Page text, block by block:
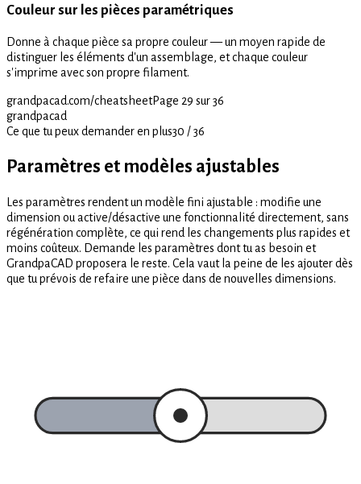
Couleur sur les pièces paramétriques
Donne à chaque pièce sa propre couleur — un moyen rapide de
distinguer les éléments d'un assemblage, et chaque couleur
s'imprime avec son propre filament.
grandpacad.com/cheatsheetPage 29 sur 36
grandpacad
Ce que tu peux demander en plus30 /36
Paramètres et modèles ajustables
Les paramètres rendent un modèle fini ajustable : modifie une
dimension ou active/désactive une fonctionnalité directement, sans
régénération complète, ce qui rend les changements plus rapides et
moins coûteux. Demande les paramètres dont tu as besoin et
GrandpaCAD proposera le reste. Cela vaut la peine de les ajouter dès
que tu prévois de refaire une pièce dans de nouvelles dimensions.